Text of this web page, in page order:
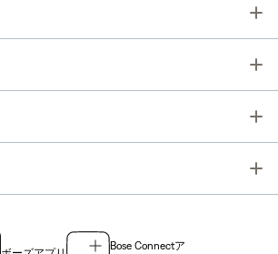
Bose Connectア